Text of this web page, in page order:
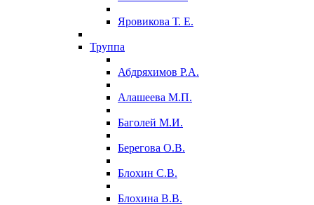
Яровикова Т. Е.
Труппа
Абдряхимов Р.А.
Алашеева М.П.
Баголей М.И.
Берегова О.В.
Блохин С.В.
Блохина В.В.